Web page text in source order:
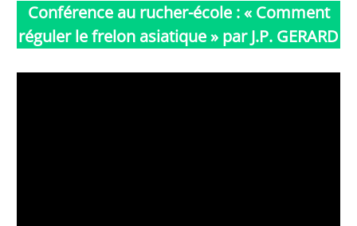
Conférence au rucher-école : « Comment
réguler le frelon asiatique » par J.P. GERARD